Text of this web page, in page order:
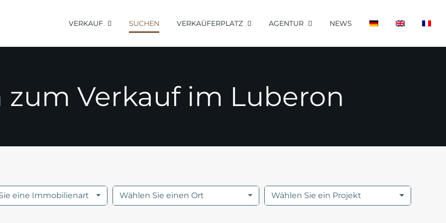
VERKAUF SUCHEN VERKAÜFERPLATZ AGENTUR NEWS
zum Verkauf im Luberon
eine Immobilienart Wählen Sie einen Ort Wählen Sie ein Projekt